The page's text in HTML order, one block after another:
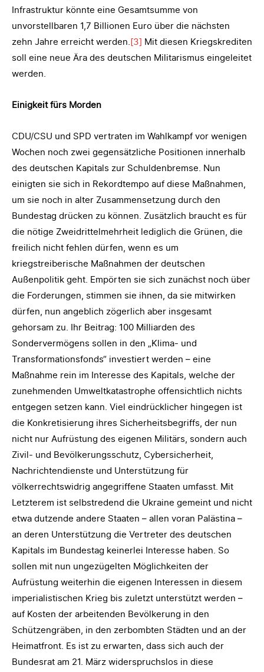
Infrastruktur könnte eine Gesamtsumme von
unvorstellbaren 1,7 Billionen Euro über die nächsten
zehn Jahre erreicht werden. [3] Mit diesen Kriegskrediten
soll eine neue Ära des deutschen Militarismus eingeleitet
werden.
Einigkeit fürs Morden
CDU/CSU und SPD vertraten im Wahlkampf vor wenigen
Wochen noch zwei gegensätzliche Positionen innerhalb
des deutschen Kapitals zur Schuldenbremse. Nun
einigten sie sich in Rekordtempo auf diese Maßnahmen,
um sie noch in alter Zusammensetzung durch den
Bundestag drücken zu können. Zusätzlich braucht es für
die nötige Zweidrittelmehrheit lediglich die Grünen, die
freilich nicht fehlen dürfen, wenn es um
kriegstreiberische Maßnahmen der deutschen
Außenpolitik geht. Empörten sie sich zunächst noch über
die Forderungen, stimmen sie ihnen, da sie mitwirken
dürfen, nun angeblich zögerlich aber insgesamt
gehorsam zu. Ihr Beitrag: 100 Milliarden des
Sondervermögens sollen in den „Klima- und
Transformationsfonds“ investiert werden – eine
Maßnahme rein im Interesse des Kapitals, welche der
zunehmenden Umweltkatastrophe offensichtlich nichts
entgegen setzen kann. Viel eindrücklicher hingegen ist
die Konkretisierung ihres Sicherheitsbegriffs, der nun
nicht nur Aufrüstung des eigenen Militärs, sondern auch
Zivil- und Bevölkerungsschutz, Cybersicherheit,
Nachrichtendienste und Unterstützung für
völkerrechtswidrig angegriffene Staaten umfasst. Mit
Letzterem ist selbstredend die Ukraine gemeint und nicht
etwa dutzende andere Staaten – allen voran Palästina –
an deren Unterstützung die Vertreter des deutschen
Kapitals im Bundestag keinerlei Interesse haben. So
sollen mit nun ungezügelten Möglichkeiten der
Aufrüstung weiterhin die eigenen Interessen in diesem
imperialistischen Krieg bis zuletzt unterstützt werden –
auf Kosten der arbeitenden Bevölkerung in den
Schützengräben, in den zerbombten Städten und an der
Heimatfront. Es ist zu erwarten, dass sich auch der
Bundesrat am 21. März widerspruchslos in diese